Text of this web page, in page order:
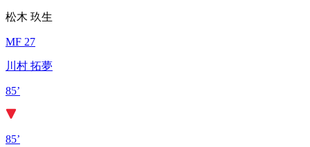
松木 玖生
MF 27
川村 拓夢
85’
85’